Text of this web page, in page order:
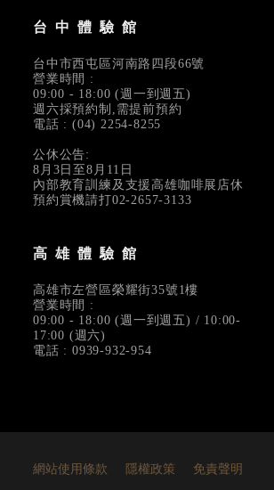
台中體驗館
台中市西屯區河南路四段66號
營業時間 :
09:00 - 18:00 (週一到週五)
週六採預約制,需提前預約
電話 : (04) 2254-8255
公休公告:
8月3日至8月11日
內部教育訓練及支援高雄咖啡展店休
預約賞機請打02-2657-3133
高雄體驗館
高雄市左營區榮耀街35號1樓
營業時間 :
09:00 - 18:00 (週一到週五) / 10:00-
17:00 (週六)
電話 : 0939-932-954
網站使用條款 隱權政策 免責聲明